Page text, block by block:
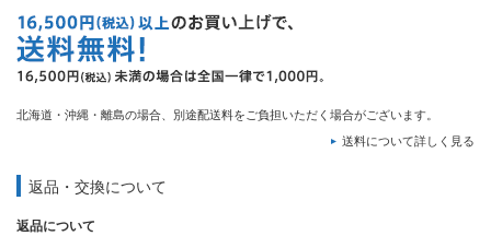
北海道・沖縄・離島の場合、別途配送料をご負担いただく場合がございます。
送料について詳しく見る
返品・交換について
返品について